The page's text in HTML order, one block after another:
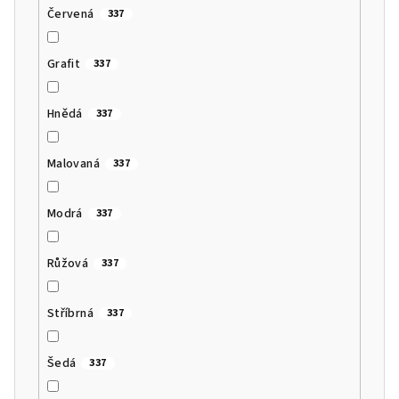
Červená 337
Grafit 337
Hnědá 337
Malovaná 337
Modrá 337
Růžová 337
Stříbrná 337
Šedá 337